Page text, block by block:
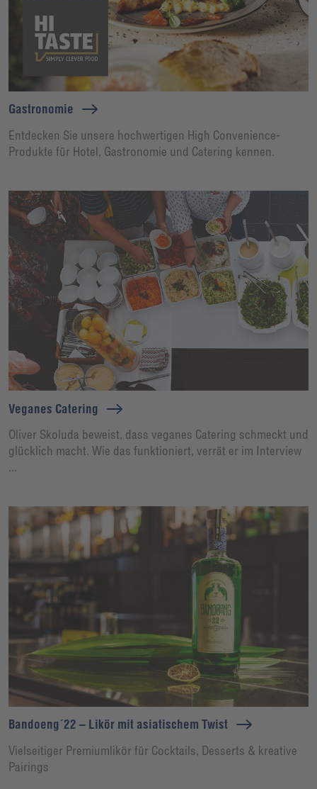
Gastronomie
Entdecken Sie unsere hochwertigen High Convenience-
Produkte für Hotel, Gastronomie und Catering kennen.
Veganes Catering
Oliver Skoluda beweist, dass veganes Catering schmeckt und
glücklich macht. Wie das funktioniert, verrät er im Interview
...
Bandoeng´22 – Likör mit asiatischem Twist
Vielseitiger Premiumlikör für Cocktails, Desserts & kreative
Pairings